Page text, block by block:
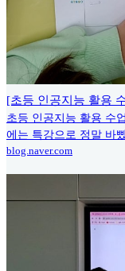
[초등 인공지능 활용
초등 인공지능 활용 수
에는 특강으로 정말 바
blog.naver.com